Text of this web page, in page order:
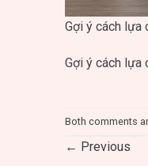
Gợi ý cách lựa
Gợi ý cách lựa
Both comments
← Previous